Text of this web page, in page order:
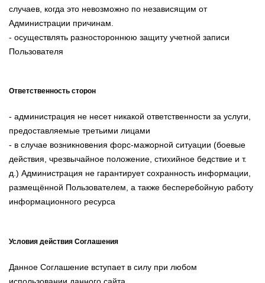
случаев, когда это невозможно по независящим от
Администрации причинам.
- осуществлять разностороннюю защиту учетной записи
Пользователя
Ответственность сторон
- администрация не несет никакой ответственности за услуги,
предоставляемые третьими лицами
- в случае возникновения форс-мажорной ситуации (боевые
действия, чрезвычайное положение, стихийное бедствие и т.
д.) Администрация не гарантирует сохранность информации,
размещённой Пользователем, а также бесперебойную работу
информационного ресурса
Условия действия Соглашения
Данное Соглашение вступает в силу при любом